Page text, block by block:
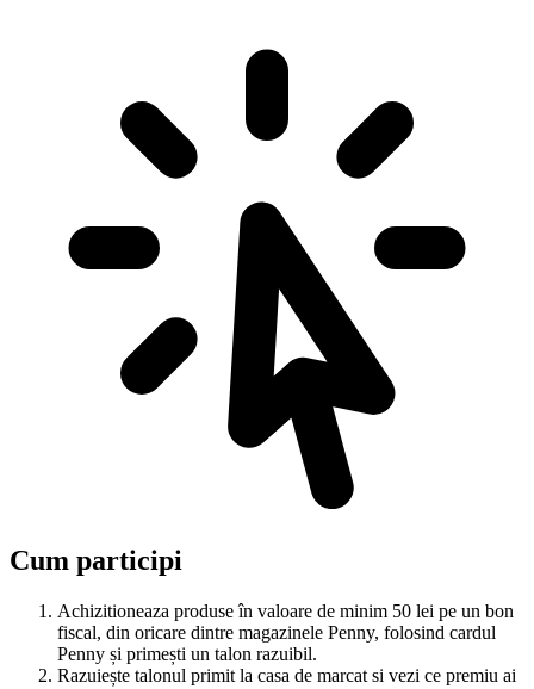
Cum participi
Achizitioneaza produse în valoare de minim 50 lei pe un bon
fiscal, din oricare dintre magazinele Penny, folosind cardul
Penny și primești un talon razuibil.
Razuiește talonul primit la casa de marcat si vezi ce premiu ai